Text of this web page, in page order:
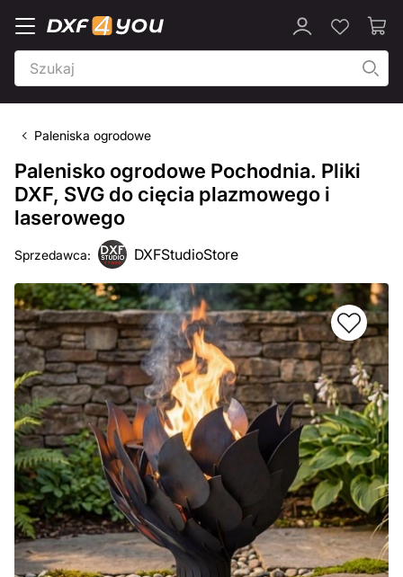
Paleniska ogrodowe
Palenisko ogrodowe Pochodnia. Pliki
DXF, SVG do cięcia plazmowego i
laserowego
Sprzedawca: DXFStudioStore